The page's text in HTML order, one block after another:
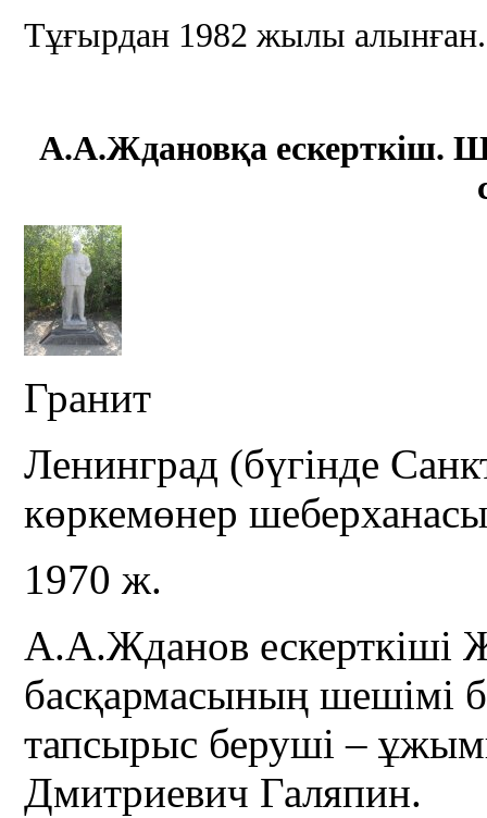
Тұғырдан 1982 жылы алынған.
А.А.Ждановқа ескерткіш.
Гранит
Ленинград (бүгінде
көркемөнер
1970 ж.
А.А.Жданов
басқармасының шешімі
тапсырыс беруші –
Дмитриевич Галяпин.